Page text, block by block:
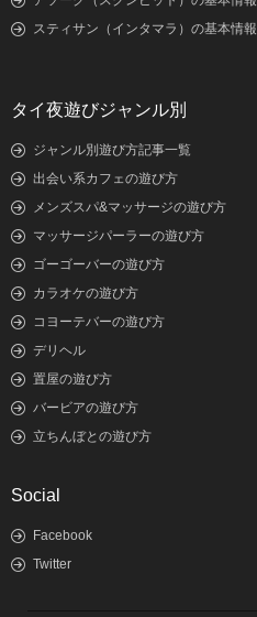
スティサン（インタマラ）の基本情報
タイ夜遊びジャンル別
ジャンル別遊び方記事一覧
出会い系カフェの遊び方
メンズスパ&マッサージの遊び方
マッサージパーラーの遊び方
ゴーゴーバーの遊び方
カラオケの遊び方
コヨーテバーの遊び方
デリヘル
置屋の遊び方
バービアの遊び方
立ちんぼとの遊び方
Social
Facebook
Twitter